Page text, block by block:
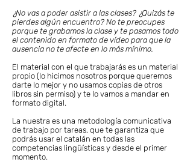
¿No vas a poder asistir a las clases? ¿Quizás te
pierdes algún encuentro? No te preocupes
porque te grabamos la clase y te pasamos todo
el contenido en formato de vídeo para que la
ausencia no te afecte en lo más mínimo.
El material con el que trabajarás es un material
propio (lo hicimos nosotros porque queremos
darte lo mejor y no usamos copias de otros
libros sin permiso) y te lo vamos a mandar en
formato digital.
La nuestra es una metodología comunicativa
de trabajo por tareas, que te garantiza que
podrás usar el catalán en todas las
competencias lingüísticas y desde el primer
momento. ​